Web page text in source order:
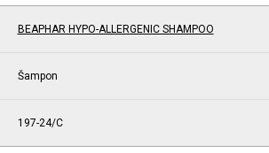
BEAPHAR HYPO-ALLERGENIC SHAMPOO
Šampon
197-24/C